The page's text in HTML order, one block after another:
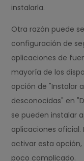
instalarla.
Otra razón puede
configuración de
aplicaciones de
mayoría de los
opción de "Instalar
desconocidas" en
se pueden instalar
aplicaciones oficial.
activar esta
poco complicado.